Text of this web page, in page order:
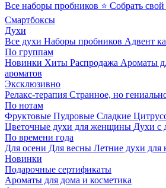
Все наборы пробников ⭐ Собрать
Смартбоксы
Духи
Все духи Наборы пробников Адвент
По группам
Новинки Хиты Распродажа Ароматы
ароматов
Эксклюзивно
Релакс-терапия Странное, но
По нотам
Фруктовые Пудровые Сладкие
Цветочные духи для женщины Духи с
По времени года
Для осени Для весны Летние духи для
Новинки
Подарочные сертификаты
Ароматы для дома и косметика